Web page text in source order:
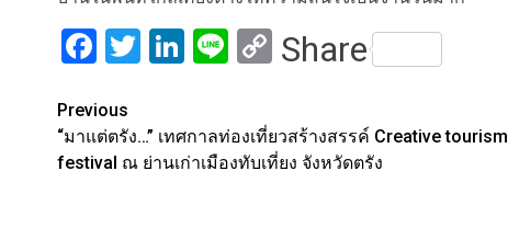
Facebook
Twitter
LinkedIn
LineCopy
Share
Post
navigation
Previous
“มาแต่ตรัง…” เทศกาลท่องเที่ยวสร้างสรรค์ Creative tourism
festival ณ ย่านเก่าเมืองทับเที่ยง จังหวัดตรัง